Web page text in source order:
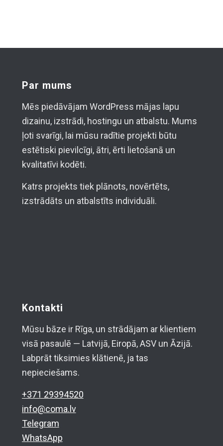
Par mums
Mēs piedāvājam WordPress mājas lapu
dizainu, izstrādi, hostingu un atbalstu. Mums
ļoti svarīgi, lai mūsu radītie projekti būtu
estētiski pievilcīgi, ātri, ērti lietošanā un
kvalitatīvi kodēti.
Katrs projekts tiek plānots, novērtēts,
izstrādāts un atbalstīts individuāli.
Kontakti
Mūsu bāze ir Rīga, un strādājam ar klientiem
visā pasaulē — Latvijā, Eiropā, ASV un Āzijā.
Labprāt tiksimies klātienē, ja tas
nepieciešams.
+371 29394520
info@coma.lv
Telegram
WhatsApp